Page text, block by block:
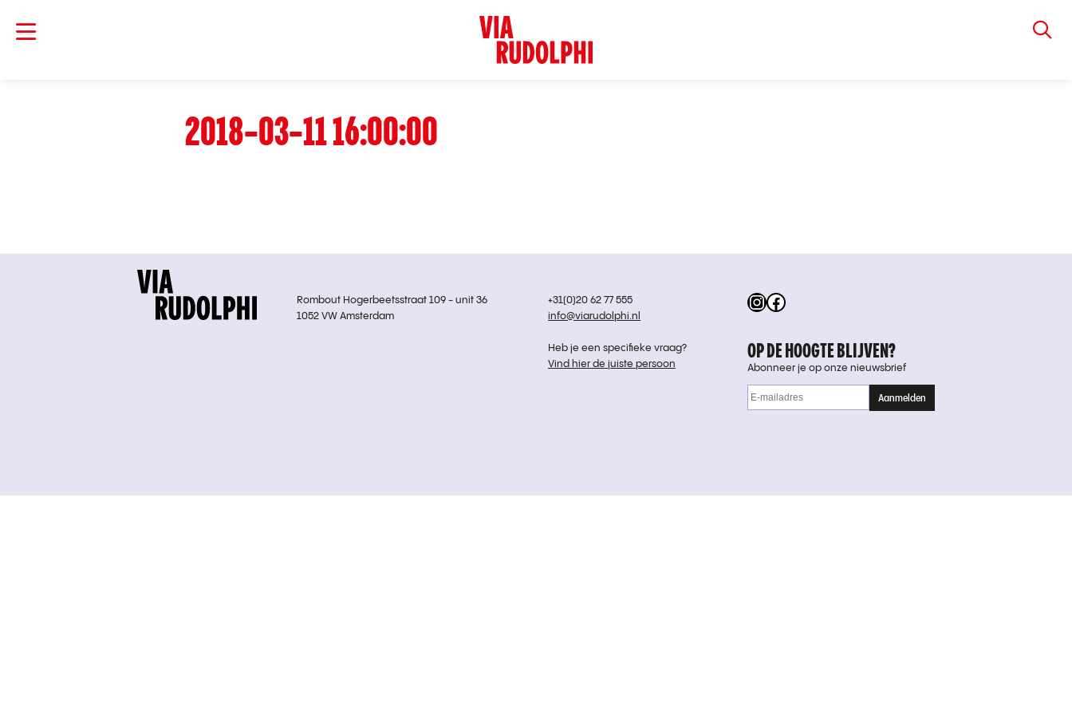
2018-03-11 16:00:00
Instagram
Facebook
Rombout Hogerbeetsstraat 109 - unit 36
1052 VW Amsterdam
+31(0)20 62 77 555
info@viarudolphi.nl
Heb je een specifieke vraag?
Vind hier de juiste persoon
OP DE HOOGTE BLIJVEN?
Abonneer je op onze nieuwsbrief